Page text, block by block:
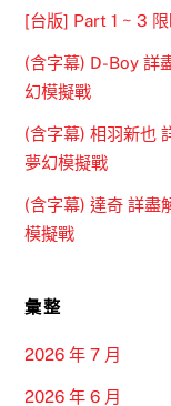
[台版] Part 1 ~ 3 限
(含字幕) D-Boy 詳
幻模擬戰
(含字幕) 相羽新也
夢幻模擬戰
(含字幕) 達奇 詳盡
模擬戰
彙整
2026 年 7 月
2026 年 6 月